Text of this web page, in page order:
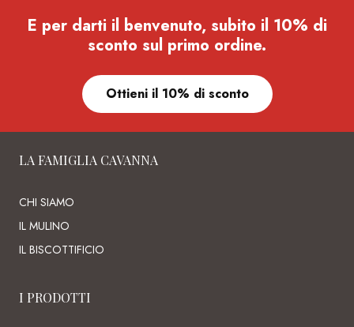
E per darti il benvenuto, subito il 10% di
sconto sul primo ordine.
Ottieni il 10% di sconto
LA FAMIGLIA CAVANNA
CHI SIAMO
IL MULINO
IL BISCOTTIFICIO
I PRODOTTI